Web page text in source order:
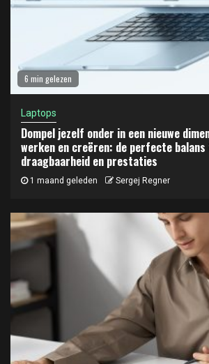
6 min gelezen
Laptops
Dompel jezelf onder in een nieuwe
werken en creëren: de perfecte
draagbaarheid en prestaties
1 maand geleden Sergej Regner